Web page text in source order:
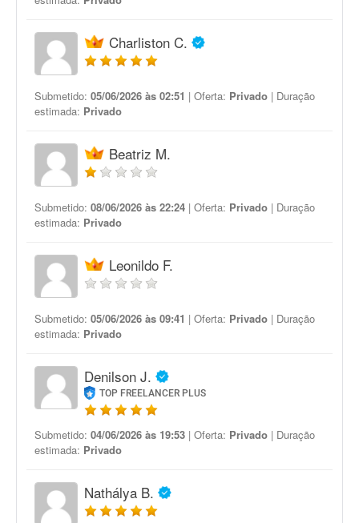
Charliston C.
Submetido: 05/06/2026 às 02:51 | Oferta: Privado | Duração
estimada: Privado
Beatriz M.
Submetido: 08/06/2026 às 22:24 | Oferta: Privado | Duração
estimada: Privado
Leonildo F.
Submetido: 05/06/2026 às 09:41 | Oferta: Privado | Duração
estimada: Privado
Denilson J.
TOP FREELANCER PLUS
Submetido: 04/06/2026 às 19:53 | Oferta: Privado | Duração
estimada: Privado
Nathálya B.